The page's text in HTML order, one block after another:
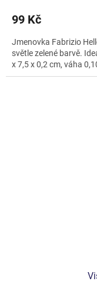
99 Kč
Jmenovka Fabrizio
světle zelené barvě.
x 7,5 x 0,2 cm, váha